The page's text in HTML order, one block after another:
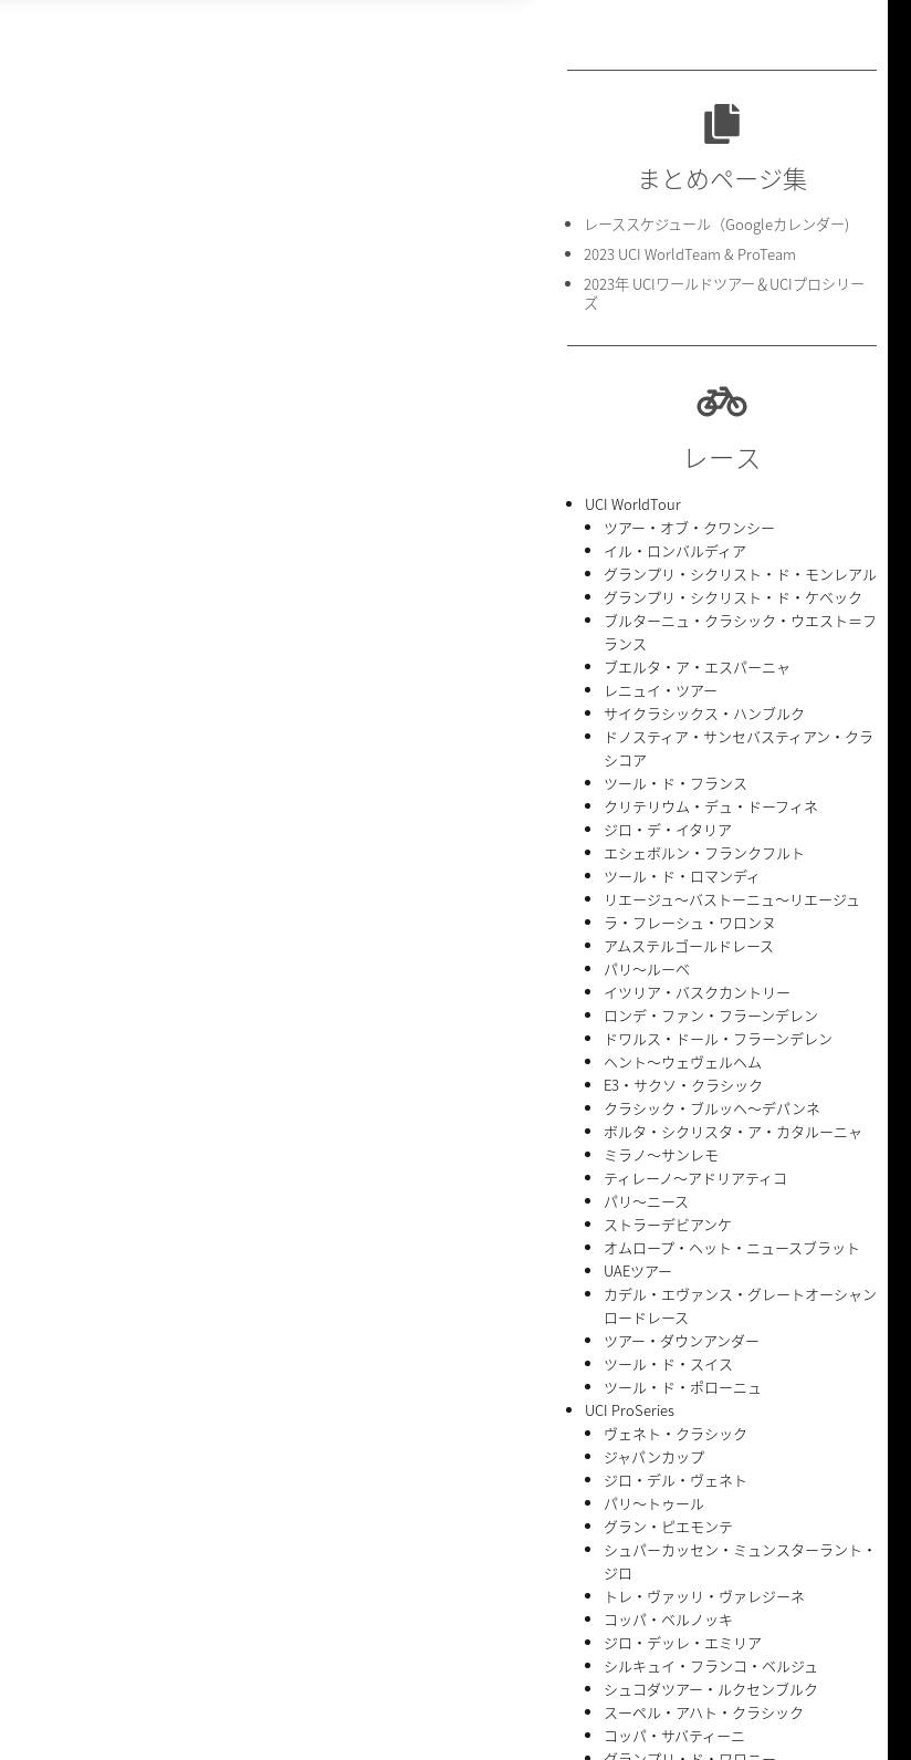
まとめページ集
レーススケジュール（Googleカレンダー)
2023 UCI WorldTeam & ProTeam
2023年 UCIワールドツアー＆UCIプロシリー
ズ
レース
UCI WorldTour
ツアー・オブ・クワンシー
イル・ロンバルディア
グランプリ・シクリスト・ド・モンレアル
グランプリ・シクリスト・ド・ケベック
ブルターニュ・クラシック・ウエスト＝フ
ランス
ブエルタ・ア・エスパーニャ
レニュイ・ツアー
サイクラシックス・ハンブルク
ドノスティア・サンセバスティアン・クラ
シコア
ツール・ド・フランス
クリテリウム・デュ・ドーフィネ
ジロ・デ・イタリア
エシェボルン・フランクフルト
ツール・ド・ロマンディ
リエージュ〜バストーニュ〜リエージュ
ラ・フレーシュ・ワロンヌ
アムステルゴールドレース
パリ〜ルーベ
イツリア・バスクカントリー
ロンデ・ファン・フラーンデレン
ドワルス・ドール・フラーンデレン
ヘント〜ウェヴェルヘム
E3・サクソ・クラシック
クラシック・ブルッヘ〜デパンネ
ボルタ・シクリスタ・ア・カタルーニャ
ミラノ〜サンレモ
ティレーノ〜アドリアティコ
パリ〜ニース
ストラーデビアンケ
オムロープ・ヘット・ニュースブラット
UAEツアー
カデル・エヴァンス・グレートオーシャン
ロードレース
ツアー・ダウンアンダー
ツール・ド・スイス
ツール・ド・ポローニュ
UCI ProSeries
ヴェネト・クラシック
ジャパンカップ
ジロ・デル・ヴェネト
パリ〜トゥール
グラン・ピエモンテ
シュパーカッセン・ミュンスターラント・
ジロ
トレ・ヴァッリ・ヴァレジーネ
コッパ・ベルノッキ
ジロ・デッレ・エミリア
シルキュイ・フランコ・ベルジュ
シュコダツアー・ルクセンブルク
スーペル・アハト・クラシック
コッパ・サバティーニ